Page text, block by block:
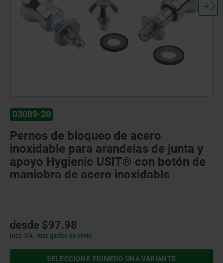
03089-20
Pernos de bloqueo de acero
inoxidable para arandelas de junta y
apoyo Hygienic USIT® con botón de
maniobra de acero inoxidable
desde $97.98
más IVA. más gastos de envío
SELECCIONE PRIMERO UNA VARIANTE